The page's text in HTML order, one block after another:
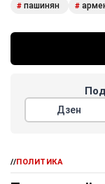
# пашинян #
Дзен
//ПОЛИТИКА